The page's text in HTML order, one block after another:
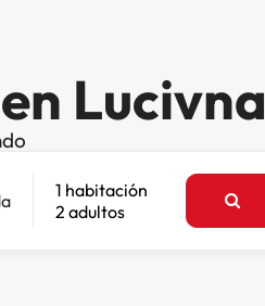
Lucivna
1 habitación
2 adultos